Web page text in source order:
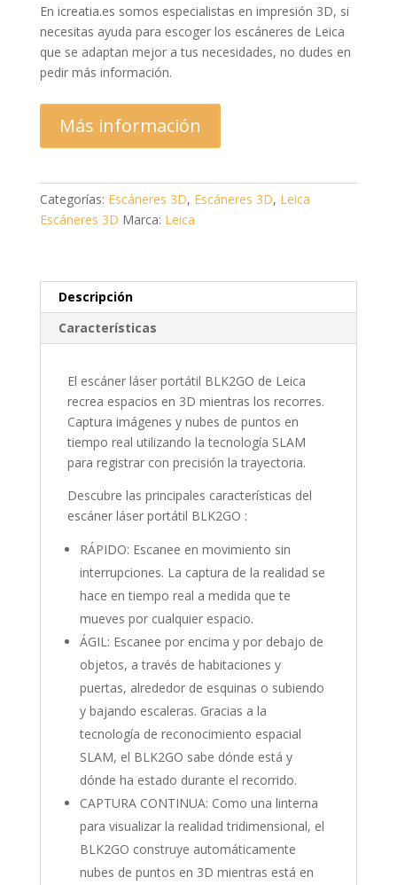
En icreatia.es somos especialistas en impresión 3D, si
necesitas ayuda para escoger los escáneres de Leica
que se adaptan mejor a tus necesidades, no dudes en
pedir más información.
Más información
Categorías: Escáneres 3D, Escáneres 3D, Leica
Escáneres 3D Marca: Leica
Descripción
Características
El escáner láser portátil BLK2GO de Leica
recrea espacios en 3D mientras los recorres.
Captura imágenes y nubes de puntos en
tiempo real utilizando la tecnología SLAM
para registrar con precisión la trayectoria.
Descubre las principales características del
escáner láser portátil BLK2GO :
RÁPIDO: Escanee en movimiento sin
interrupciones. La captura de la realidad se
hace en tiempo real a medida que te
mueves por cualquier espacio.
ÁGIL: Escanee por encima y por debajo de
objetos, a través de habitaciones y
puertas, alrededor de esquinas o subiendo
y bajando escaleras. Gracias a la
tecnología de reconocimiento espacial
SLAM, el BLK2GO sabe dónde está y
dónde ha estado durante el recorrido.
CAPTURA CONTINUA: Como una linterna
para visualizar la realidad tridimensional, el
BLK2GO construye automáticamente
nubes de puntos en 3D mientras está en